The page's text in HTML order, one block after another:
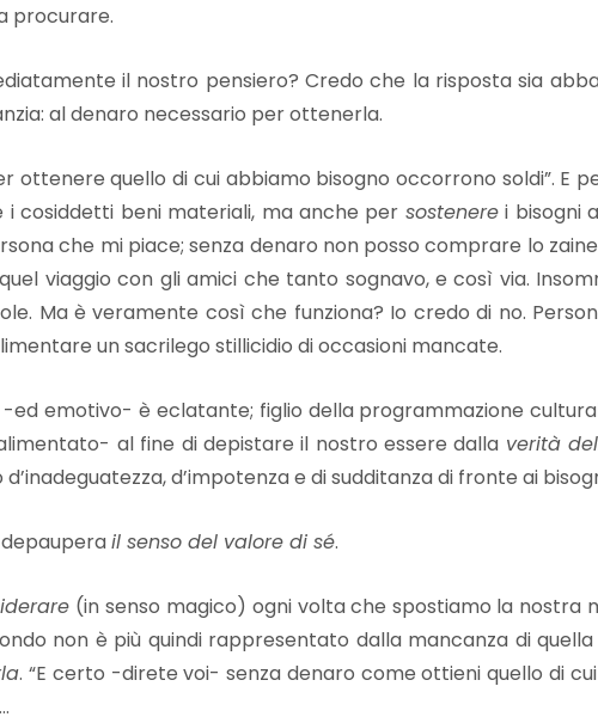
procurare.
il nostro pensiero? Credo che la risposta sia
al denaro necessario per ottenerla.
ottenere quello di cui abbiamo bisogno occorrono soldi”. E
cosiddetti beni materiali, ma anche per sostenerei bisogni
che mi piace; senza denaro non posso comprare lo
viaggio con gli amici che tanto sognavo, e così via.
Ma è veramente così che funziona? Io credo di no.
un sacrilego stillicidio di occasioni mancate.
ed emotivo- è eclatante; figlio della programmazione
al fine di depistare il nostro essere dalla verità
d’impotenza e di sudditanza di fronte ai
il senso del valore di sé.
(in senso magico) ogni volta che spostiamo la nostra
non è più quindi rappresentato dalla mancanza di
. “E certo -direte voi- senza denaro come ottieni quello di